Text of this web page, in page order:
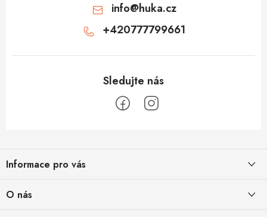
info@huka.cz
+420777799661
pInformace pro vás
O nás